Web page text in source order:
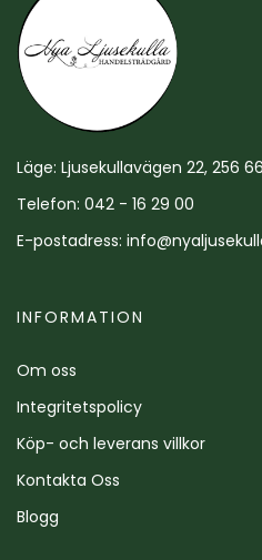
Läge: Ljusekullavägen 22, 256
Telefon: 042 - 16 29 00
E-postadress:
INFORMATION
Om oss
Integritetspolicy
Köp- och leverans villkor
Kontakta Oss
Blogg